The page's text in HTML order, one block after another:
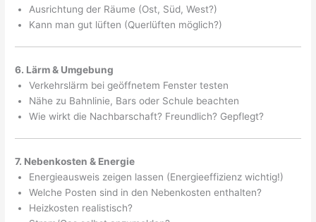
Ausrichtung der Räume (Ost, Süd, West?)
Kann man gut lüften (Querlüften möglich?)
6. Lärm & Umgebung
Verkehrslärm bei geöffnetem Fenster testen
Nähe zu Bahnlinie, Bars oder Schule beachten
Wie wirkt die Nachbarschaft? Freundlich? Gepflegt?
7. Nebenkosten & Energie
Energieausweis zeigen lassen (Energieeffizienz wichtig!)
Welche Posten sind in den Nebenkosten enthalten?
Heizkosten realistisch?